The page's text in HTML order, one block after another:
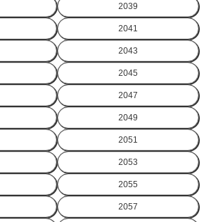
2039
2041
2043
2045
2047
2049
2051
2053
2055
2057